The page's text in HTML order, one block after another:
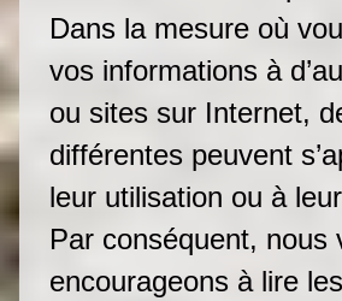
Dans la mesure où
vos informations à
ou sites sur Internet,
différentes peuvent
leur utilisation ou à
Par conséquent, nous
encourageons à lire